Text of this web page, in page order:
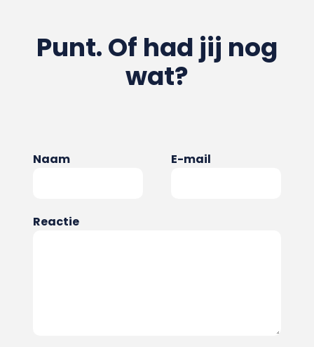
Punt. Of had jij nog
wat?
Naam E-mail
Reactie